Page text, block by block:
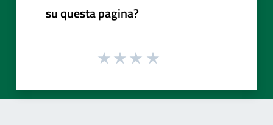
su questa pagina?